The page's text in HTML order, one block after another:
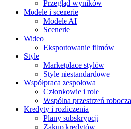
Przegląd wyników
Modele i scenerie
Modele AI
Scenerie
Wideo
Eksportowanie filmów
Style
Marketplace stylów
Style niestandardowe
Współpraca zespołowa
Członkowie i role
Wspólna przestrzeń robocza
Kredyty i rozliczenia
Plany subskrypcji
Zakup kredytów